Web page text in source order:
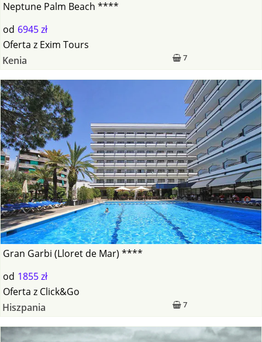
Neptune Palm Beach ****
od 6945 zł
7
Oferta z Exim Tours
Kenia
Gran Garbi (Lloret de Mar) ****
od 1855 zł
7
Oferta z Click&Go
Hiszpania